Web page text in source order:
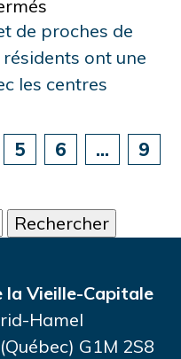
Les
comités
résidents
de proches de
ont une
les centres
5 6 … 9
Rechercher
la Vieille-Capitale
Hamel
G1M 2S8